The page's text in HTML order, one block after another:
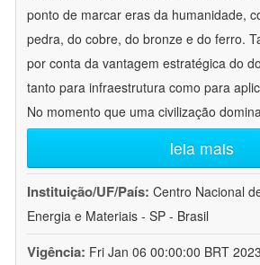
ponto de marcar eras da humanidade,
pedra, do cobre, do bronze e do ferro.
por conta da vantagem estratégica do
tanto para infraestrutura como para
No momento que uma civilização
leia mais
Instituição/UF/País: Centro Nacional
Energia e Materiais - SP - Brasil
Vigência: Fri Jan 06 00:00:00 BRT